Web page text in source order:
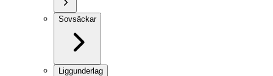
Sovsäckar
Liggunderlag